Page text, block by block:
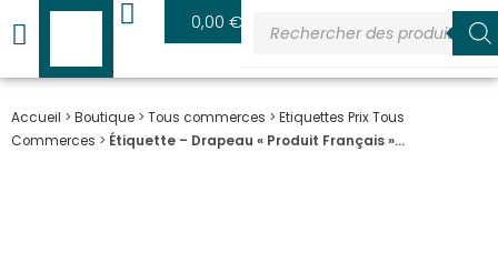
0,00€
Accueil > Boutique > Tous commerces > Etiquettes Prix Tous
Commerces > Étiquette – Drapeau « Produit Français »…